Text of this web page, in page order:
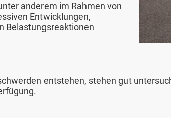
anderem im Rahmen von
Entwicklungen,
Belastungsreaktionen
entstehen, stehen gut